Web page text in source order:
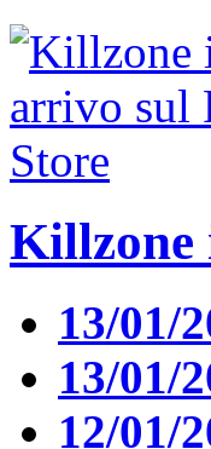
Killzone
13/01/
13/01/
12/01/